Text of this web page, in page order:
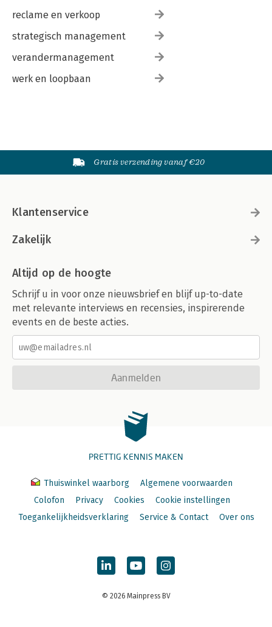
reclame en verkoop
strategisch management
verandermanagement
werk en loopbaan
Gratis verzending vanaf €20
Klantenservice
Zakelijk
Altijd op de hoogte
Schrijf u in voor onze nieuwsbrief en blijf up-to-date
met relevante interviews en recensies, inspirerende
events en de beste acties.
Aanmelden
PRETTIG KENNIS MAKEN
Thuiswinkel waarborg
Algemene voorwaarden
Colofon
Privacy Cookies
Cookie instellingen
Toegankelijkheidsverklaring
Service & Contact Over ons
© 2026 Mainpress BV